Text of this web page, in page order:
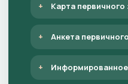
Карта
Анкета